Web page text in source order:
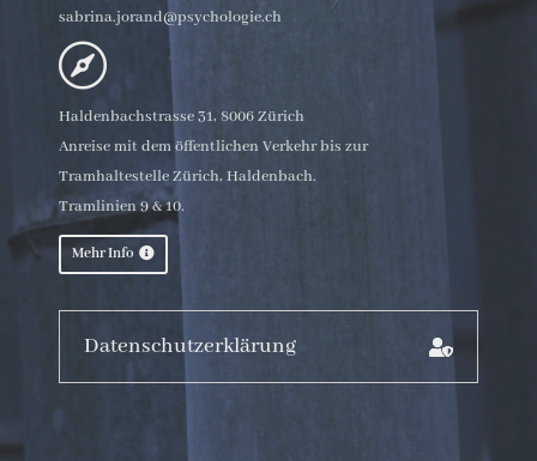
sabrina.jorand@psychologie.ch

Haldenbachstrasse 31, 8006 Zürich
Anreise mit dem öffentlichen Verkehr bis zur
Tramhaltestelle Zürich, Haldenbach.
Tramlinien 9 & 10.
Mehr Info
Datenschutzerklärung